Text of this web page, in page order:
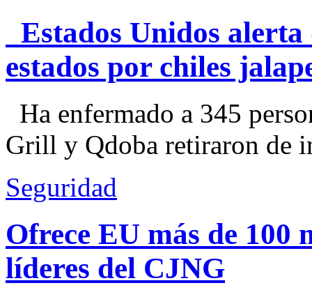
Estados Unidos alerta
estados por chiles
Ha enfermado a 345
Grill y Qdoba retiraron de
Seguridad
Ofrece EU más de 100
líderes del CJNG